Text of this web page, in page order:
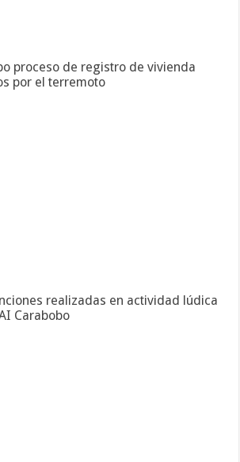
proceso de registro de vivienda
por el terremoto
realizadas en actividad lúdica
Carabobo